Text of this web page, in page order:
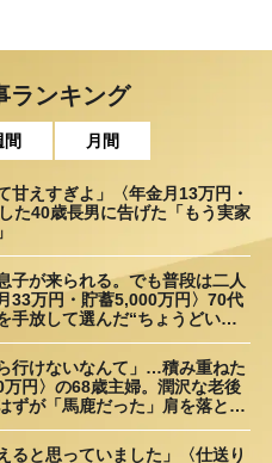
ランキング
間 月間
甘えすぎよ」〈年金月13万円・
た40歳長男に告げた「もう実家
子が来られる。でも普段は二人
33万円・貯蓄5,000万円〉70代
手放して選んだ“ちょうどいい
行けないなんて」…積み重ねた
円〉の68歳主婦。潤沢な老後
ずが「馬鹿だった」肩を落とす
ると思っていました」〈仕送り